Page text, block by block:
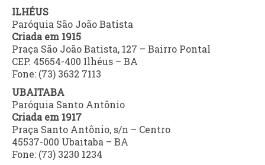
ILHÉUS
Paróquia São João Batista
Criada em 1915
Praça São João Batista, 127 – Bairro Pontal
CEP. 45654-400 Ilhéus – BA
Fone: (73) 3632 7113
UBAITABA
Paróquia Santo Antônio
Criada em 1917
Praça Santo Antônio, s/n – Centro
45537-000 Ubaitaba – BA
Fone: (73) 3230 1234